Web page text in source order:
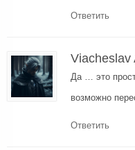
Ответить
Viacheslav
Да … это
возможно
Ответить